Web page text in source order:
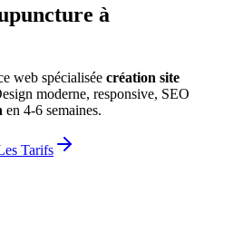
à
web spécialisée création site
moderne, responsive, SEO
en 4-6 semaines.
Tarifs